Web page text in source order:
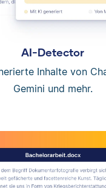
AI-Detector
Inhalte von
Gemini und mehr.